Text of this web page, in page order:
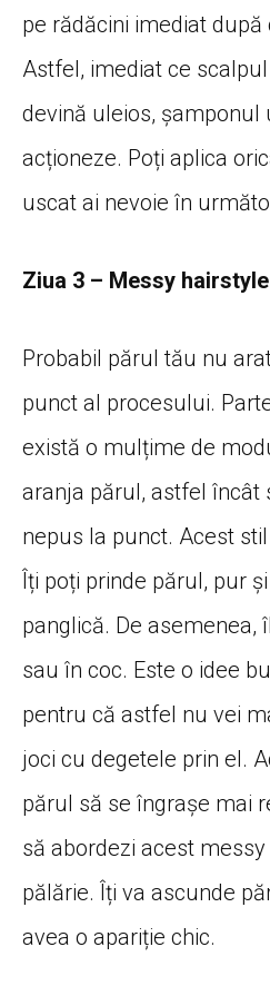
pe rădăcini imediat
Astfel, imediat ce
devină uleios, șamponul
acționeze. Poți aplica
uscat ai nevoie în
Ziua 3 – Messy hairstyle
Probabil părul tău nu
punct al procesului.
există o mulțime de
aranja părul, astfel încât
nepus la punct. Acest
Îți poți prinde părul, pur
panglică. De asemenea,
sau în coc. Este o idee
pentru că astfel nu vei
joci cu degetele prin el.
părul să se îngrașe mai
să abordezi acest
pălărie. Îți va ascunde
avea o apariție chic.